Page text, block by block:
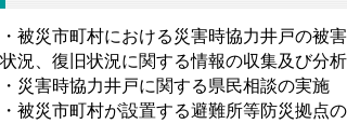
・被災市町村における災害時協力井戸の被害
状況、復旧状況に関する情報の収集及び分析
・災害時協力井戸に関する県民相談の実施
・被災市町村が設置する避難所等防災拠点の